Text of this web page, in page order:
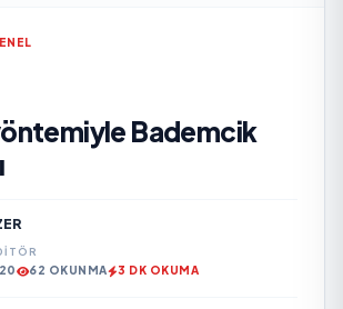
Bademcik
62 OKUNMA 3 DK OKUMA